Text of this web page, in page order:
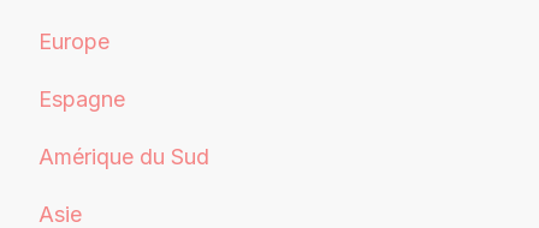
Europe
Espagne
Amérique du Sud
Asie